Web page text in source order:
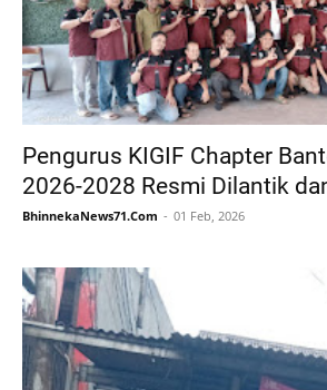
Pengurus KIGIF Chapter
2026-2028 Resmi Dilantik
BhinnekaNews71.Com 01 Feb, 2026